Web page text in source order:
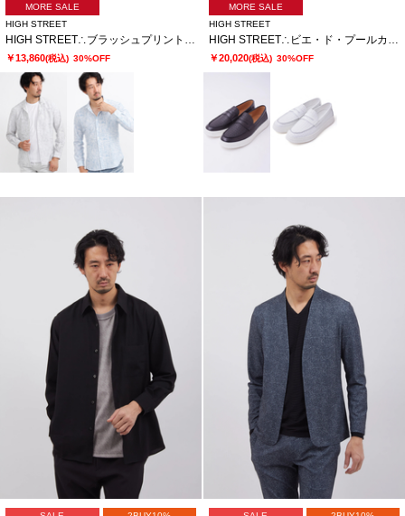
MORE SALE
HIGH STREET
HIGH STREET∴ブラッシュプリントサッカーショートウイングシャツ
￥13,860(税込) 30%OFF
MORE SALE
HIGH STREET
HIGH STREET∴ビエ・ド・プールカタオシドレススニーカー
￥20,020(税込) 30%OFF